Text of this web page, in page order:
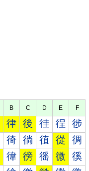
B C D E F
律 後 徍 徎 徏
徛 徜 徝 從 徟
徫 徬 徭 微 徯